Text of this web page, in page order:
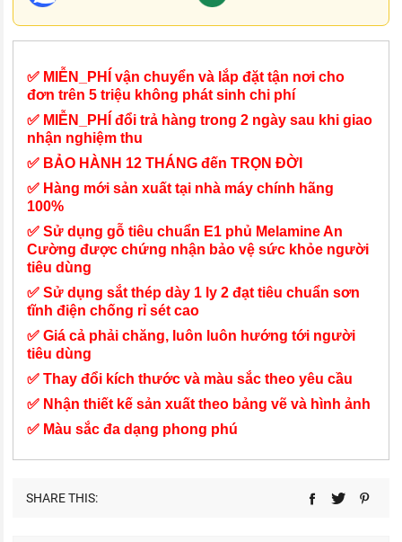
✅ MIỄN_PHÍ vận chuyển và lắp đặt tận nơi cho
đơn trên 5 triệu không phát sinh chi phí
✅ MIỄN_PHÍ đổi trả hàng trong 2 ngày sau khi giao
nhận nghiệm thu
✅ BẢO HÀNH 12 THÁNG đến TRỌN ĐỜI
✅ Hàng mới sản xuất tại nhà máy chính hãng
100%
✅ Sử dụng gỗ tiêu chuẩn E1 phủ Melamine An
Cường được chứng nhận bảo vệ sức khỏe người
tiêu dùng
✅ Sử dụng sắt thép dày 1 ly 2 đạt tiêu chuẩn sơn
tĩnh điện chống rỉ sét cao
✅ Giá cả phải chăng, luôn luôn hướng tới người
tiêu dùng
✅ Thay đổi kích thước và màu sắc theo yêu cầu
✅ Nhận thiết kế sản xuất theo bảng vẽ và hình ảnh
✅ Màu sắc đa dạng phong phú
SHARE THIS: